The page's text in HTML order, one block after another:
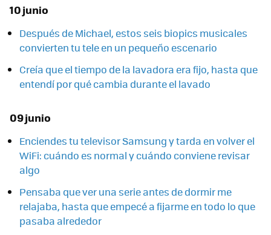
10 junio
Después de Michael, estos seis biopics musicales
convierten tu tele en un pequeño escenario
Creía que el tiempo de la lavadora era fijo, hasta que
entendí por qué cambia durante el lavado
09 junio
Enciendes tu televisor Samsung y tarda en volver el
WiFi: cuándo es normal y cuándo conviene revisar
algo
Pensaba que ver una serie antes de dormir me
relajaba, hasta que empecé a fijarme en todo lo que
pasaba alrededor